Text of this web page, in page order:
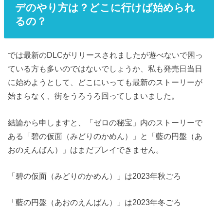
デのやり方は？どこに行けば始められ
るの？
では最新のDLCがリリースされましたが遊べないで困っ
ている方も多いのではないでしょうか、私も発売日当日
に始めようとして、どこにいっても最新のストーリーが
始まらなく、街をうろうろ回ってしまいました。
結論から申しますと、「ゼロの秘宝」内のストーリーで
ある「碧の仮面（みどりのかめん）」と「藍の円盤（あ
おのえんばん）」はまだプレイできません。
「碧の仮面（みどりのかめん）」は2023年秋ごろ
「藍の円盤（あおのえんばん）」は2023年冬ごろ